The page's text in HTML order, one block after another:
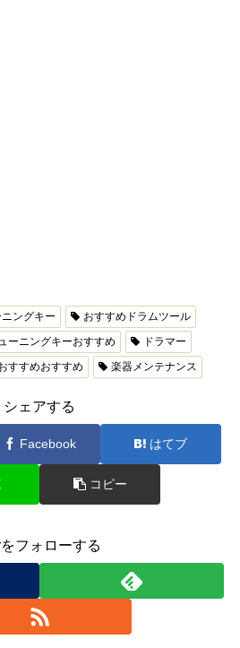
ングキー
おすすめドラムツール
ーニングキーおすすめ
ドラマー
すすめおすすめ 楽器メンテナンス
シェアする
Facebook はてブ
コピー
フォローする